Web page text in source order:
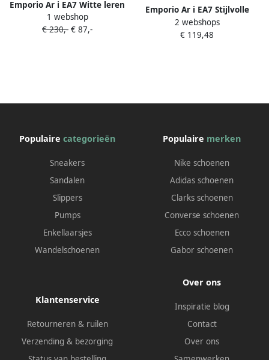
Emporio Ar i EA7 Witte leren
sneakers met adelaarslogo
White
1 webshop
€ 230,- € 87,-
Emporio Ar i EA7 Stijlvolle
Sneakers voor Actieve
Levensstijl White
2 webshops
€ 119,48
Populaire categorieën
Sneakers
Sandalen
Slippers
Pumps
Enkellaarsjes
Wandelschoenen
Populaire merken
Nike schoenen
Adidas schoenen
Clarks schoenen
Converse schoenen
Ecco schoenen
Gabor schoenen
Klantenservice
Retourneren & ruilen
Verzending & bezorging
Over ons
Inspiratie blog
Contact
Over ons